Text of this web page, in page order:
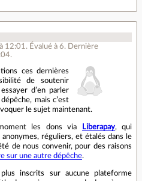
12:01 . Évalué à 6. Dernière
ces dernières
de soutenir
d’en parler
mais c’est
le sujet maintenant.
les dons via Liberapay, qui
réguliers, et étalés dans le
de nous convenir, pour des raisons
sur une autre dépêche.
inscrits sur aucune plateforme